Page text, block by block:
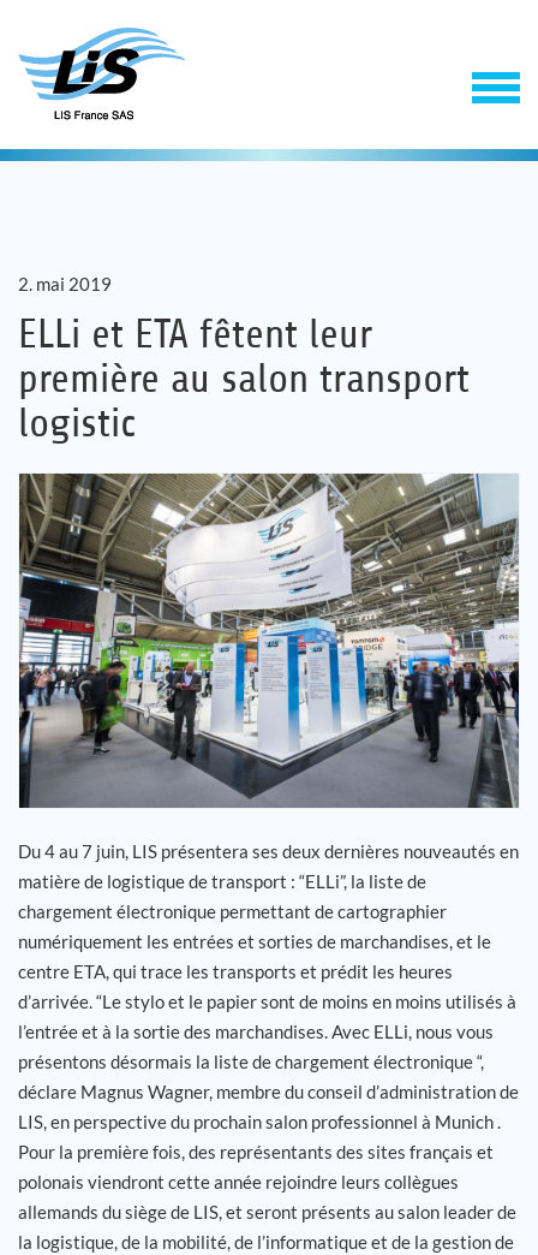
Solutions
Entreprise
Carrière
Références
Actualités
Contact
FR
2. mai 2019
ELLi et ETA fêtent leur
première au salon transport
logistic
Du 4 au 7 juin, LIS présentera ses deux dernières nouveautés en
matière de logistique de transport : “ELLi”, la liste de
chargement électronique permettant de cartographier
numériquement les entrées et sorties de marchandises, et le
centre ETA, qui trace les transports et prédit les heures
d’arrivée. “Le stylo et le papier sont de moins en moins utilisés à
l’entrée et à la sortie des marchandises. Avec ELLi, nous vous
présentons désormais la liste de chargement électronique “,
déclare Magnus Wagner, membre du conseil d’administration de
LIS, en perspective du prochain salon professionnel à Munich .
Pour la première fois, des représentants des sites français et
polonais viendront cette année rejoindre leurs collègues
allemands du siège de LIS, et seront présents au salon leader de
la logistique, de la mobilité, de l’informatique et de la gestion de